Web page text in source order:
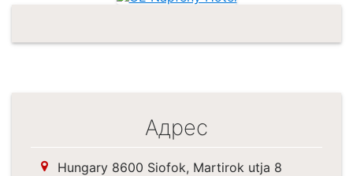
Адрес
Hungary 8600 Siofok, Martirok utja 8